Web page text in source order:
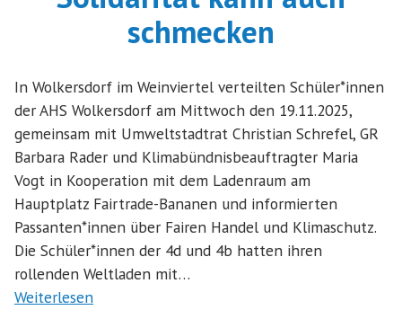
schmecken
In Wolkersdorf im Weinviertel verteilten Schüler*innen
der AHS Wolkersdorf am Mittwoch den 19.11.2025,
gemeinsam mit Umweltstadtrat Christian Schrefel, GR
Barbara Rader und Klimabündnisbeauftragter Maria
Vogt in Kooperation mit dem Ladenraum am
Hauptplatz Fairtrade-Bananen und informierten
Passanten*innen über Fairen Handel und Klimaschutz.
Die Schüler*innen der 4d und 4b hatten ihren
rollenden Weltladen mit…
Weiterlesen